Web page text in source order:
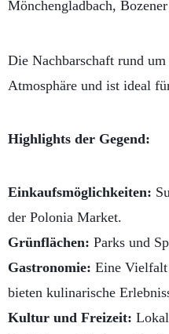
Mönchengladbach,
Die Nachbarschaft rund
Atmosphäre und ist ideal
Highlights der Gegend:
Einkaufsmöglichkeiten:
der Polonia Market.
Grünflächen: Parks und
Gastronomie: Eine Vielfalt
bieten kulinarische
Kultur und Freizeit: